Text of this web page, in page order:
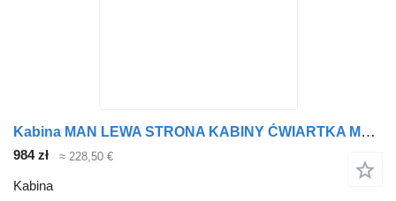
Kabina MAN LEWA STRONA KABINY ĆWIARTKA MAN TGS TGA TGL WĄSKA 1 do ciągnika siodłowego
984 zł ≈ 228,50 €
Kabina